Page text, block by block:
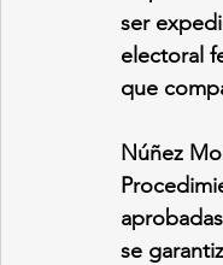
ser
electoral
que
Núñez
se